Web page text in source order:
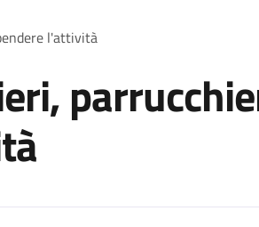
l'attività